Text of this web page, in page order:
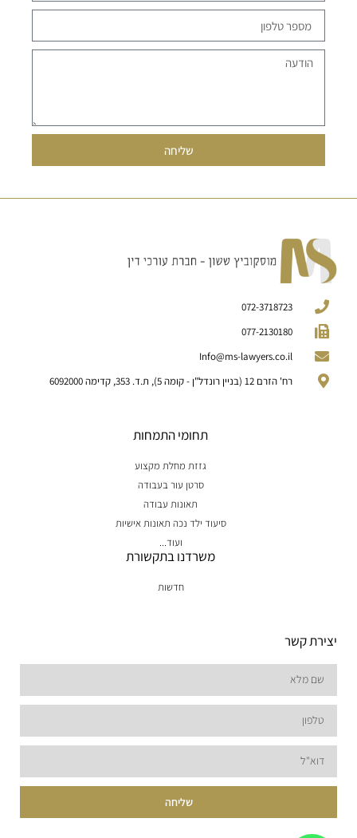
שליחה
072-3718723
077-2130180
Info@ms-lawyers.co.il
רח' הזרם 12 (בניין רונדל"ן - קומה 5), ת.ד. 353, קדימה 6092000
תחומי התמחות
גזזת מחלת מקצוע
סרטן עור בעבודה
תאונות עבודה
סיעוד ילד נכה תאונות אישיות
ועוד...
משרדנו בתקשורת
חדשות
יצירת קשר
שליחה